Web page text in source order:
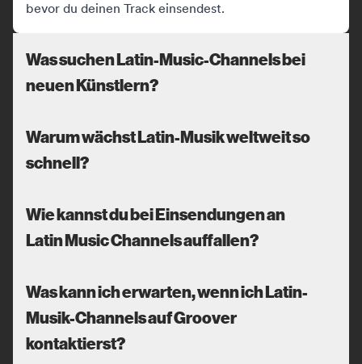
bevor du deinen Track einsendest.
Was suchen Latin-Music-Channels bei
neuen Künstlern?
Warum wächst Latin-Musik weltweit so
schnell?
Wie kannst du bei Einsendungen an
Latin Music Channels auffallen?
Was kann ich erwarten, wenn ich Latin-
Musik-Channels auf Groover
kontaktierst?